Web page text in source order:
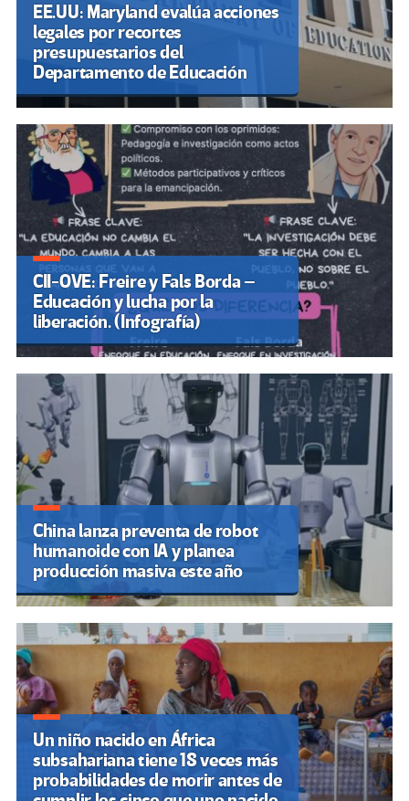
EE.UU: Maryland evalúa acciones
legales por recortes
presupuestarios del
Departamento de Educación
CII-OVE: Freire y Fals Borda –
Educación y lucha por la
liberación. (Infografía)
China lanza preventa de robot
humanoide con IA y planea
producción masiva este año
Un niño nacido en África
subsahariana tiene 18 veces más
probabilidades de morir antes de